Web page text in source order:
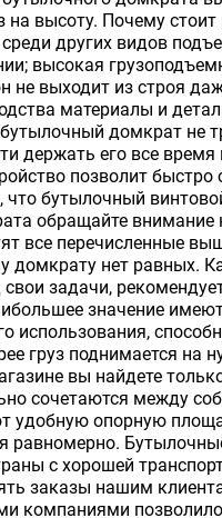
высоту. Почему
других видов
высокая
не выходит из строя
материалы и
домкрат не
держать его все
позволит
бутылочный
обращайте внимание
все перечисленные
домкрату нет равных.
задачи,
значение
груз поднимается на
вы найдете
сочетаются между
удобную опорную
равномерно.
с хорошей
заказы нашим
компаниями